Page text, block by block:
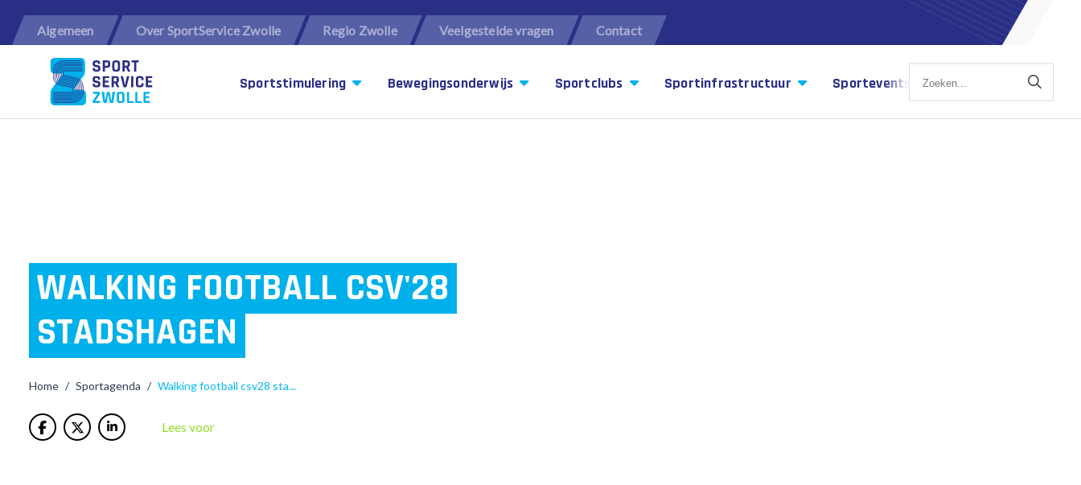
Algemeen Over SportService Zwolle Regio Zwolle Veelgestelde vragen Contact
Sportstimulering Bewegingsonderwijs Sportclubs Sportinfrastructuur Sportevents Sportagenda
WALKING FOOTBALL CSV'28
STADSHAGEN
Home / Sportagenda / Walking football csv28 sta...
Lees voor